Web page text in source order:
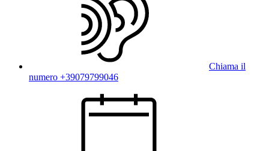
Chiama il
numero +39079799046